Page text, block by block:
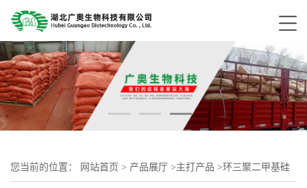
您当前的位置： 网站首页 > 产品展厅 >主打产品 >环三聚二甲基硅